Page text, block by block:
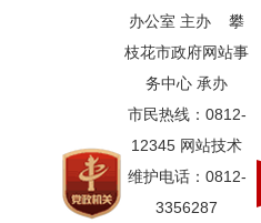
办公室 主办 攀
枝花市政府网站事
务中心 承办
市民热线：0812-
12345 网站技术
维护电话：0812-
3356287